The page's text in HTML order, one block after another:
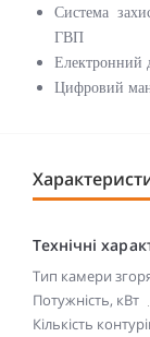
Система
ГВП
Електронний
Цифровий
Технічні
Тип камери
Потужність, кВт
Кількість